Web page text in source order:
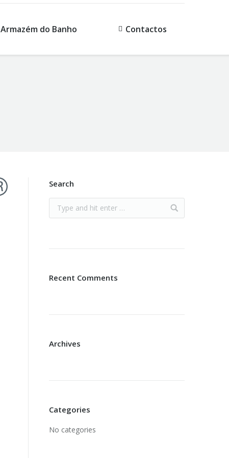
Armazém do Banho Contactos
Search
Recent Comments
Archives
Categories
No categories